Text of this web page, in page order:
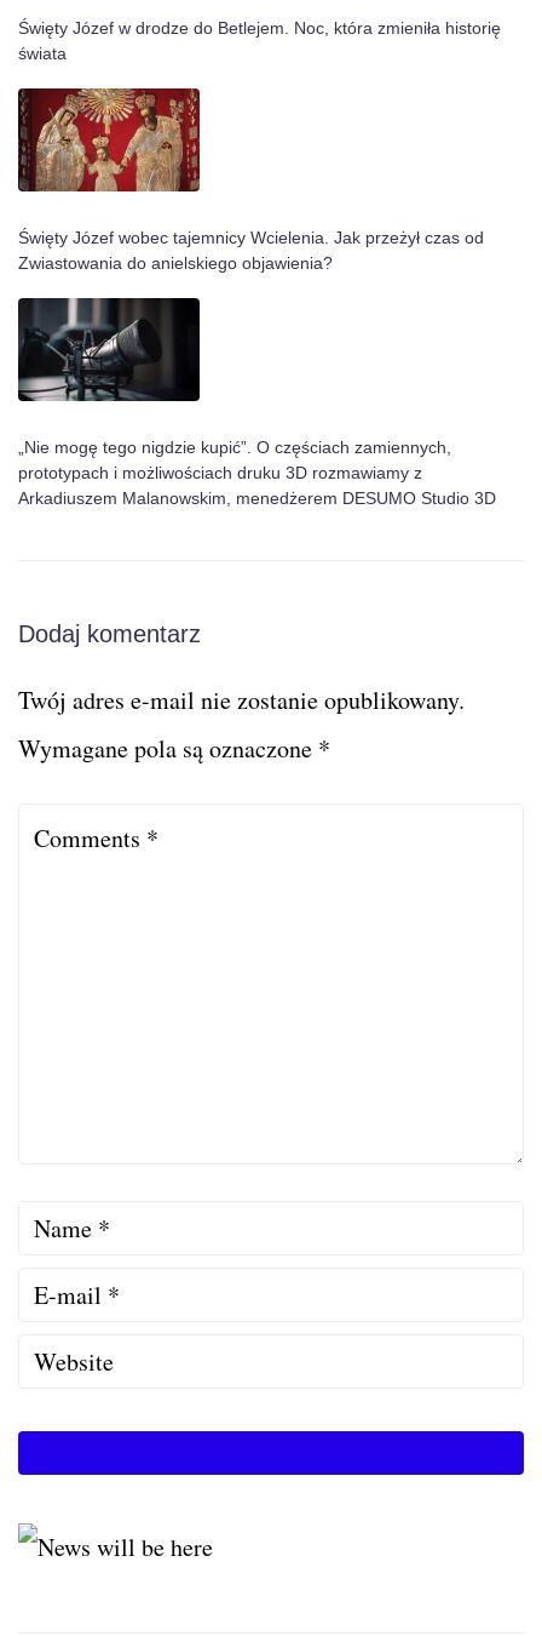
Święty Józef w drodze do Betlejem. Noc, która zmieniła historię
świata
Święty Józef wobec tajemnicy Wcielenia. Jak przeżył czas od
Zwiastowania do anielskiego objawienia?
„Nie mogę tego nigdzie kupić”. O częściach zamiennych,
prototypach i możliwościach druku 3D rozmawiamy z
Arkadiuszem Malanowskim, menedżerem DESUMO Studio 3D
Dodaj komentarz
Twój adres e-mail nie zostanie opublikowany.
Wymagane pola są oznaczone *